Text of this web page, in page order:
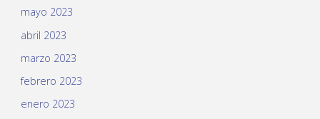
mayo 2023
abril 2023
marzo 2023
febrero 2023
enero 2023